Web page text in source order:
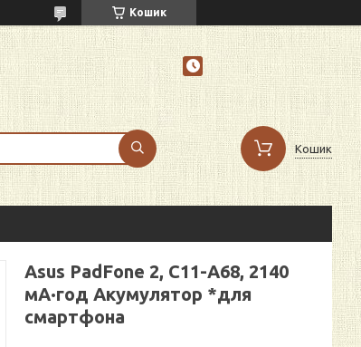
Кошик
Кошик
Asus PadFone 2, C11-A68, 2140
мА·год Акумулятор *для
смартфона